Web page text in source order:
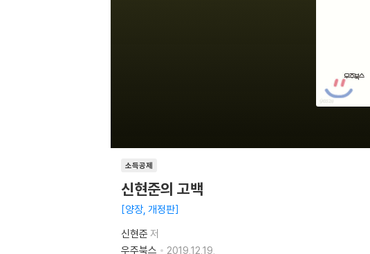
소득공제
신현준의 고백
양장, 개정판
신현준 저
우주북스
2019.12.19.